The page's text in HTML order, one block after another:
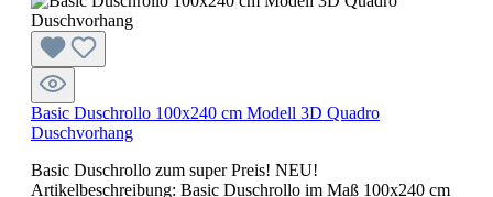
Basic Duschrollo 100x240 cm Modell 3D Quadro
Duschvorhang
Basic Duschrollo zum super Preis! NEU!
Artikelbeschreibung: Basic Duschrollo im Maß 100x240 cm